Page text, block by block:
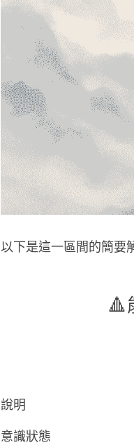
以下是這一區間的簡要
🔺
說明
意識狀態